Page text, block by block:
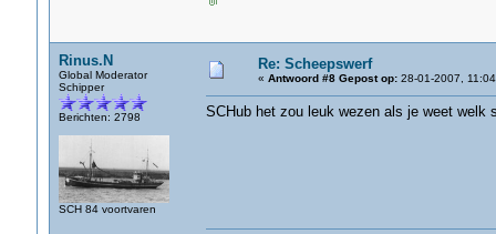
Rinus.N
Global Moderator
Schipper
Berichten: 2798
SCH 84 voortvaren
Re: Scheepswerf
« Antwoord #8 Gepost op:28-01-2007,
SCHub het zou leuk wezen als je weet welk